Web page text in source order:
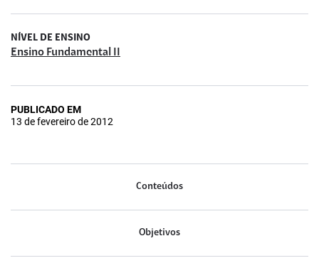
NÍVEL DE ENSINO
Ensino Fundamental II
PUBLICADO EM
13 de fevereiro de 2012
Conteúdos
Objetivos